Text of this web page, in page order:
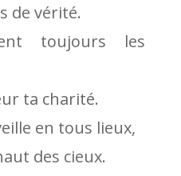
de vérité.
toujours les
ta charité.
en tous lieux,
des cieux.